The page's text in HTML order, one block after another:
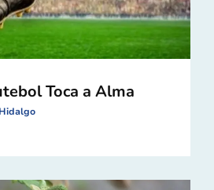
Toca a Alma